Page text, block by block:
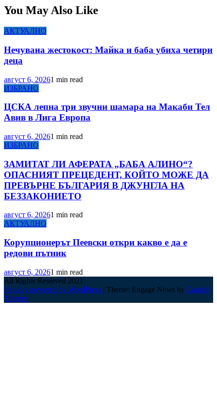
You May Also Like
АКТУАЛНО
Нечувана жестокост: Майка и баба убиха четири
деца
август 6, 20261 min read
ИЗБРАНО
ЦСКА лепна три звучни шамара на Макаби Тел
Авив в Лига Европа
август 6, 20261 min read
ИЗБРАНО
ЗАМИТАТ ЛИ АФЕРАТА „БАБА АЛИНО“?
ОПАСНИЯТ ПРЕЦЕДЕНТ, КОЙТО МОЖЕ ДА
ПРЕВЪРНЕ БЪЛГАРИЯ В ДЖУНГЛА НА
БЕЗЗАКОНИЕТО
август 6, 20261 min read
АКТУАЛНО
Корупционерът Пеевски откри какво е да е
редови пътник
август 6, 20261 min read
All Rights Reserved 2021.
Proudly powered by WordPress | Theme: Engage News by Candid
Themes.